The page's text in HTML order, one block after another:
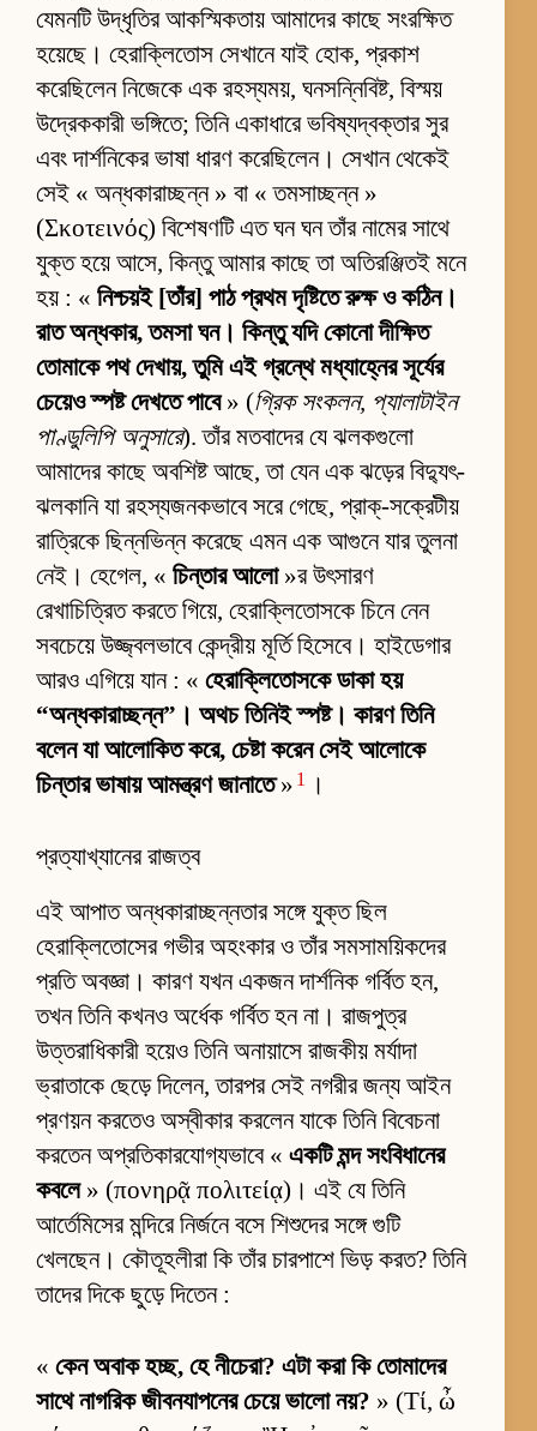
যেমনটি উদ্ধৃতির আকস্মিকতায় আমাদের কাছে সংরক্ষিত
হয়েছে। হেরাক্লিতোস সেখানে যাই হোক, প্রকাশ
করেছিলেন নিজেকে এক রহস্যময়, ঘনসন্নিবিষ্ট, বিস্ময়
উদ্রেককারী ভঙ্গিতে; তিনি একাধারে ভবিষ্যদ্বক্তার সুর
এবং দার্শনিকের ভাষা ধারণ করেছিলেন। সেখান থেকেই
সেই « অন্ধকারাচ্ছন্ন » বা « তমসাচ্ছন্ন »
(Σκοτεινός) বিশেষণটি এত ঘন ঘন তাঁর নামের সাথে
যুক্ত হয়ে আসে, কিন্তু আমার কাছে তা অতিরঞ্জিতই মনে
হয় : « নিশ্চয়ই [তাঁর] পাঠ প্রথম দৃষ্টিতে রুক্ষ ও কঠিন।
রাত অন্ধকার, তমসা ঘন। কিন্তু যদি কোনো দীক্ষিত
তোমাকে পথ দেখায়, তুমি এই গ্রন্থে মধ্যাহ্নের সূর্যের
চেয়েও স্পষ্ট দেখতে পাবে» (গ্রিক সংকলন, প্যালাটাইন
পাণ্ডুলিপি অনুসারে). তাঁর মতবাদের যে ঝলকগুলো
আমাদের কাছে অবশিষ্ট আছে, তা যেন এক ঝড়ের বিদ্যুৎ-
ঝলকানি যা রহস্যজনকভাবে সরে গেছে, প্রাক্-সক্রেটীয়
রাত্রিকে ছিন্নভিন্ন করেছে এমন এক আগুনে যার তুলনা
নেই। হেগেল, « চিন্তার আলো»র উৎসারণ
রেখাচিত্রিত করতে গিয়ে, হেরাক্লিতোসকে চিনে নেন
সবচেয়ে উজ্জ্বলভাবে কেন্দ্রীয় মূর্তি হিসেবে। হাইডেগার
আরও এগিয়ে যান : « হেরাক্লিতোসকে ডাকা হয়
“অন্ধকারাচ্ছন্ন”। অথচ তিনিই স্পষ্ট। কারণ তিনি
বলেন যা আলোকিত করে, চেষ্টা করেন সেই আলোকে
চিন্তার ভাষায় আমন্ত্রণ জানাতে» 1 ।
প্রত্যাখ্যানের রাজত্ব
এই আপাত অন্ধকারাচ্ছন্নতার সঙ্গে যুক্ত ছিল
হেরাক্লিতোসের গভীর অহংকার ও তাঁর সমসাময়িকদের
প্রতি অবজ্ঞা। কারণ যখন একজন দার্শনিক গর্বিত হন,
তখন তিনি কখনও অর্ধেক গর্বিত হন না। রাজপুত্র
উত্তরাধিকারী হয়েও তিনি অনায়াসে রাজকীয় মর্যাদা
ভ্রাতাকে ছেড়ে দিলেন, তারপর সেই নগরীর জন্য আইন
প্রণয়ন করতেও অস্বীকার করলেন যাকে তিনি বিবেচনা
করতেন অপ্রতিকারযোগ্যভাবে « একটি মন্দ সংবিধানের
কবলে» (πονηρᾷ πολιτείᾳ)। এই যে তিনি
আর্তেমিসের মন্দিরে নির্জনে বসে শিশুদের সঙ্গে গুটি
খেলছেন। কৌতূহলীরা কি তাঁর চারপাশে ভিড় করত? তিনি
তাদের দিকে ছুড়ে দিতেন :
« কেন অবাক হচ্ছ, হে নীচেরা? এটা করা কি তোমাদের
সাথে নাগরিক জীবনযাপনের চেয়ে ভালো নয়? » (Τί, ὦ